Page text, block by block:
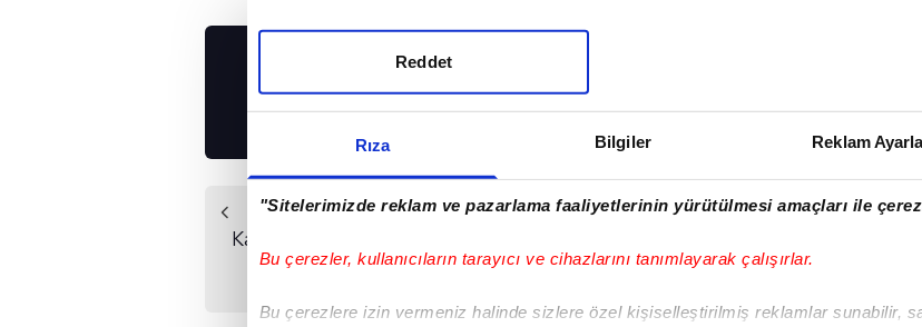
Rıza Bilgiler Reklam
"Sitelerimizde reklam ve pazarlama faaliyetlerinin yürütülmesi amaçları ile
Bu çerezler, kullanıcıların tarayıcı ve cihazlarını tanımlayarak çalışırlar.
Bu çerezlere izin vermeniz halinde sizlere özel kişiselleştirilmiş reklamlar sunabilir,
Reddet
İNDİRİN!
Önceki Haber
Kasımpaşa'da Orhan
Şam şoku
Sonraki Haber
adamları sponsor